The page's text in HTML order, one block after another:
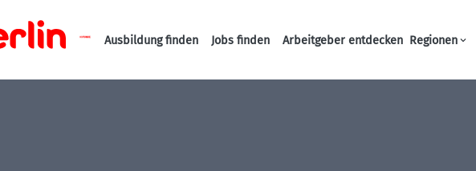
Haupt-Navigation
Ausbildung finden Jobs finden Arbeitgeber entdecken Regionen